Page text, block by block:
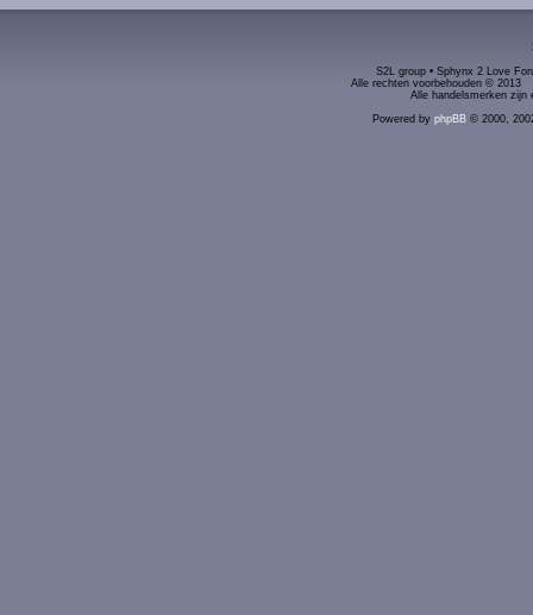
S2L group • Sphynx 2 Love
Alle rechten voorbehouden ©
Alle handelsmerken zijn
Powered by phpBB© 2000,